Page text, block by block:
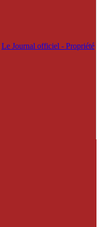
Le Journal officiel - Propriété